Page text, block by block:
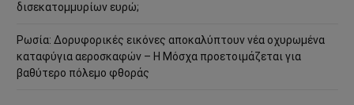
δισεκατομμυρίων ευρώ;
Ρωσία: Δορυφορικές εικόνες αποκαλύπτουν νέα οχυρωμένα
καταφύγια αεροσκαφών – Η Μόσχα προετοιμάζεται για
βαθύτερο πόλεμο φθοράς